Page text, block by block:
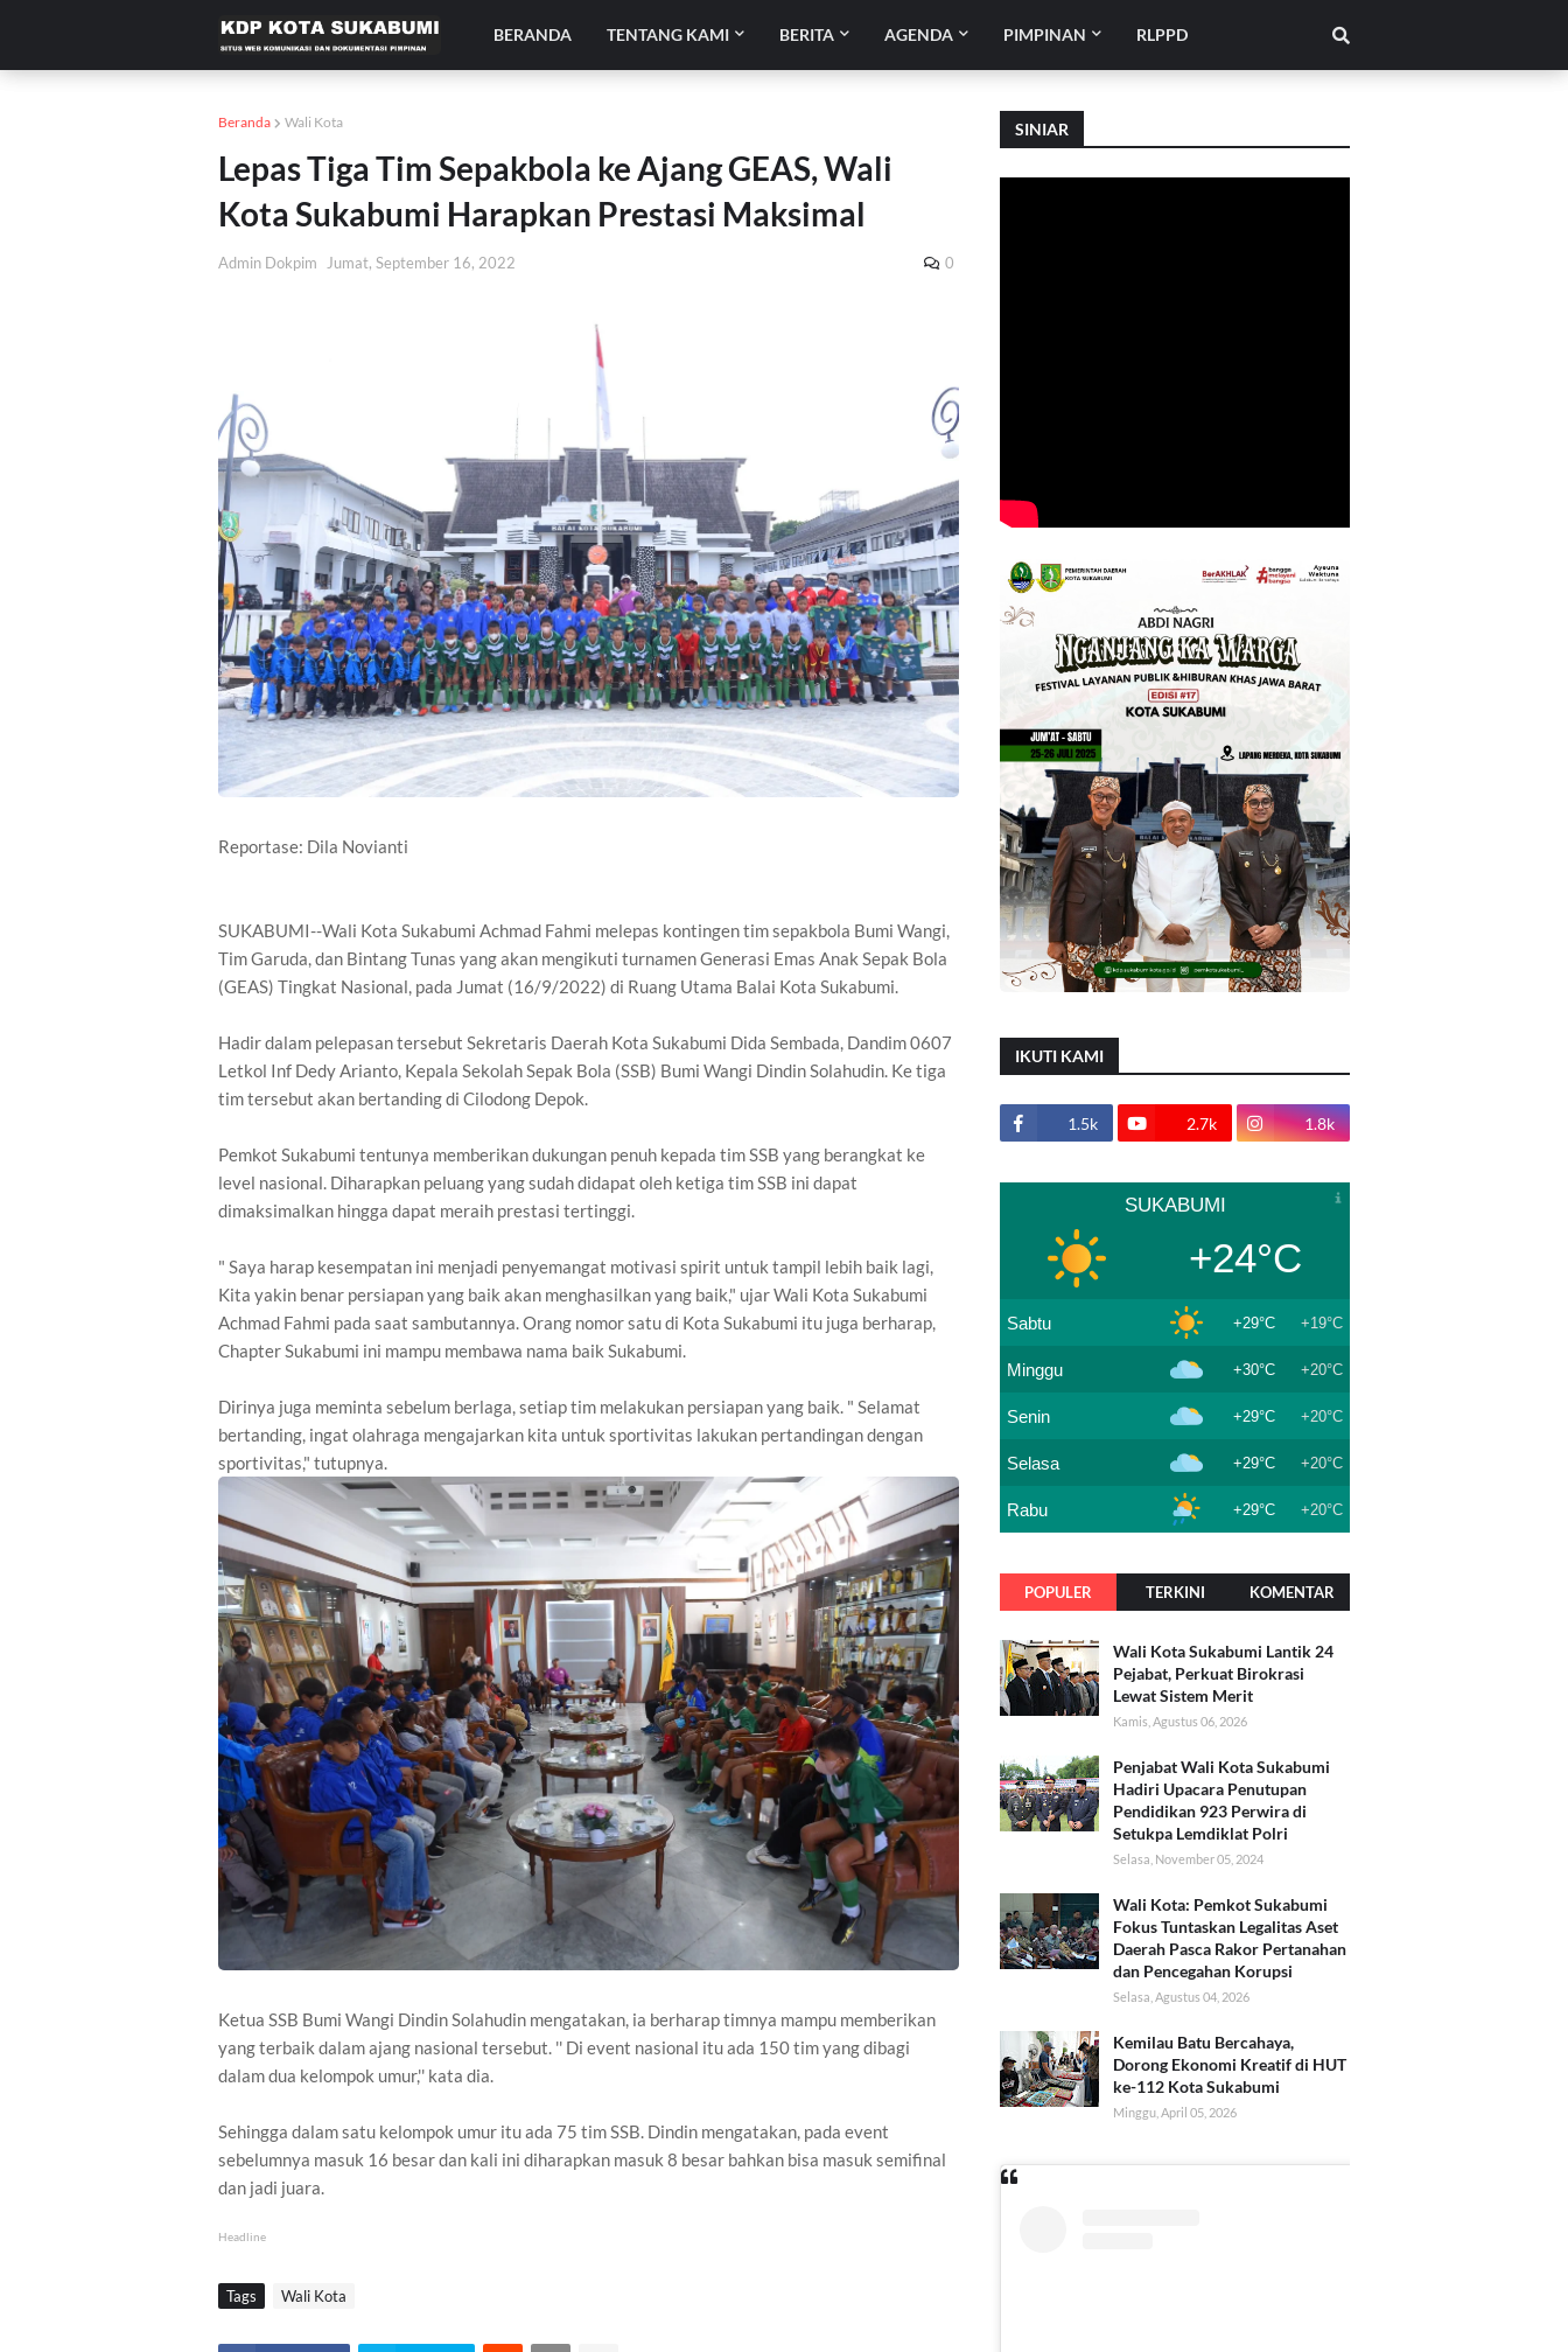
BERANDA TENTANG KAMI BERITA AGENDA PIMPINAN RLPPD
Beranda Wali Kota
Lepas Tiga Tim Sepakbola ke Ajang GEAS, Wali
Kota Sukabumi Harapkan Prestasi Maksimal
Admin Dokpim Jumat, September 16, 2022 0
Reportase: Dila Novianti
SUKABUMI--Wali Kota Sukabumi Achmad Fahmi melepas kontingen tim sepakbola Bumi Wangi,
Tim Garuda, dan Bintang Tunas yang akan mengikuti turnamen Generasi Emas Anak Sepak Bola
(GEAS) Tingkat Nasional, pada Jumat (16/9/2022) di Ruang Utama Balai Kota Sukabumi.
Hadir dalam pelepasan tersebut Sekretaris Daerah Kota Sukabumi Dida Sembada, Dandim 0607
Letkol Inf Dedy Arianto, Kepala Sekolah Sepak Bola (SSB) Bumi Wangi Dindin Solahudin. Ke tiga
tim tersebut akan bertanding di Cilodong Depok.
Pemkot Sukabumi tentunya memberikan dukungan penuh kepada tim SSB yang berangkat ke
level nasional. Diharapkan peluang yang sudah didapat oleh ketiga tim SSB ini dapat
dimaksimalkan hingga dapat meraih prestasi tertinggi.
" Saya harap kesempatan ini menjadi penyemangat motivasi spirit untuk tampil lebih baik lagi,
Kita yakin benar persiapan yang baik akan menghasilkan yang baik," ujar Wali Kota Sukabumi
Achmad Fahmi pada saat sambutannya. Orang nomor satu di Kota Sukabumi itu juga berharap,
Chapter Sukabumi ini mampu membawa nama baik Sukabumi.
Dirinya juga meminta sebelum berlaga, setiap tim melakukan persiapan yang baik. " Selamat
bertanding, ingat olahraga mengajarkan kita untuk sportivitas lakukan pertandingan dengan
sportivitas," tutupnya.
Ketua SSB Bumi Wangi Dindin Solahudin mengatakan, ia berharap timnya mampu memberikan
yang terbaik dalam ajang nasional tersebut. '' Di event nasional itu ada 150 tim yang dibagi
dalam dua kelompok umur,'' kata dia.
Sehingga dalam satu kelompok umur itu ada 75 tim SSB. Dindin mengatakan, pada event
sebelumnya masuk 16 besar dan kali ini diharapkan masuk 8 besar bahkan bisa masuk semifinal
dan jadi juara.
Headline
Tags Wali Kota
SINIAR
IKUTI KAMI
1.5k 2.7k 1.8k
SUKABUMI
+24°C
Sabtu +29°C +19°C
Minggu +30°C +20°C
Senin +29°C +20°C
Selasa +29°C +20°C
Rabu +29°C +20°C
POPULER TERKINI KOMENTAR
Wali Kota Sukabumi Lantik 24
Pejabat, Perkuat Birokrasi
Lewat Sistem Merit
Kamis, Agustus 06, 2026
Penjabat Wali Kota Sukabumi
Hadiri Upacara Penutupan
Pendidikan 923 Perwira di
Setukpa Lemdiklat Polri
Selasa, November 05, 2024
Wali Kota: Pemkot Sukabumi
Fokus Tuntaskan Legalitas Aset
Daerah Pasca Rakor Pertanahan
dan Pencegahan Korupsi
Selasa, Agustus 04, 2026
Kemilau Batu Bercahaya,
Dorong Ekonomi Kreatif di HUT
ke-112 Kota Sukabumi
Minggu, April 05, 2026